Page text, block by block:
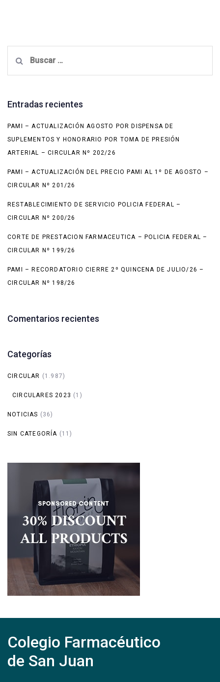
Entradas recientes
PAMI – ACTUALIZACIÓN AGOSTO POR DISPENSA DE
SUPLEMENTOS Y HONORARIO POR TOMA DE PRESIÓN
ARTERIAL – CIRCULAR Nº 202/26
PAMI – ACTUALIZACIÓN DEL PRECIO PAMI AL 1º DE AGOSTO –
CIRCULAR Nº 201/26
RESTABLECIMIENTO DE SERVICIO POLICIA FEDERAL –
CIRCULAR Nº 200/26
CORTE DE PRESTACION FARMACEUTICA – POLICIA FEDERAL –
CIRCULAR Nº 199/26
PAMI – RECORDATORIO CIERRE 2º QUINCENA DE JULIO/26 –
CIRCULAR Nº 198/26
Comentarios recientes
Categorías
CIRCULAR (1.987)
CIRCULARES 2023 (1)
NOTICIAS (36)
SIN CATEGORÍA (11)
Colegio Farmacéutico
de San Juan